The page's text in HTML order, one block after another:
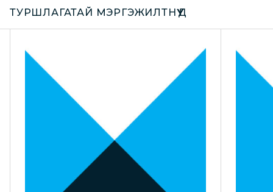
ТУРШЛАГАТАЙ МЭРГЭЖИЛТНҮҮД